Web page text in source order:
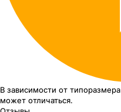
В зависимости от типоразмера
может отличаться.